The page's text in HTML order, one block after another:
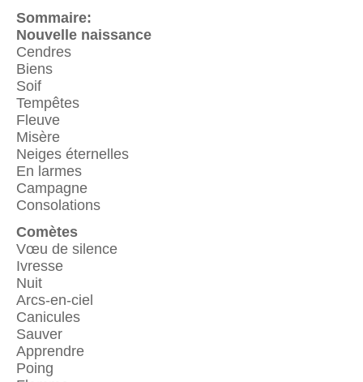
Sommaire:
Nouvelle naissance
Cendres
Biens
Soif
Tempêtes
Fleuve
Misère
Neiges éternelles
En larmes
Campagne
Consolations
Comètes
Vœu de silence
Ivresse
Nuit
Arcs-en-ciel
Canicules
Sauver
Apprendre
Poing